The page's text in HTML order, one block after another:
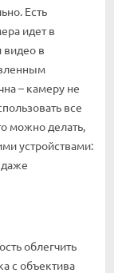
Есть
идет в
видео в
– камеру не
все
можно делать,
устройствами:
облегчить
с объектива